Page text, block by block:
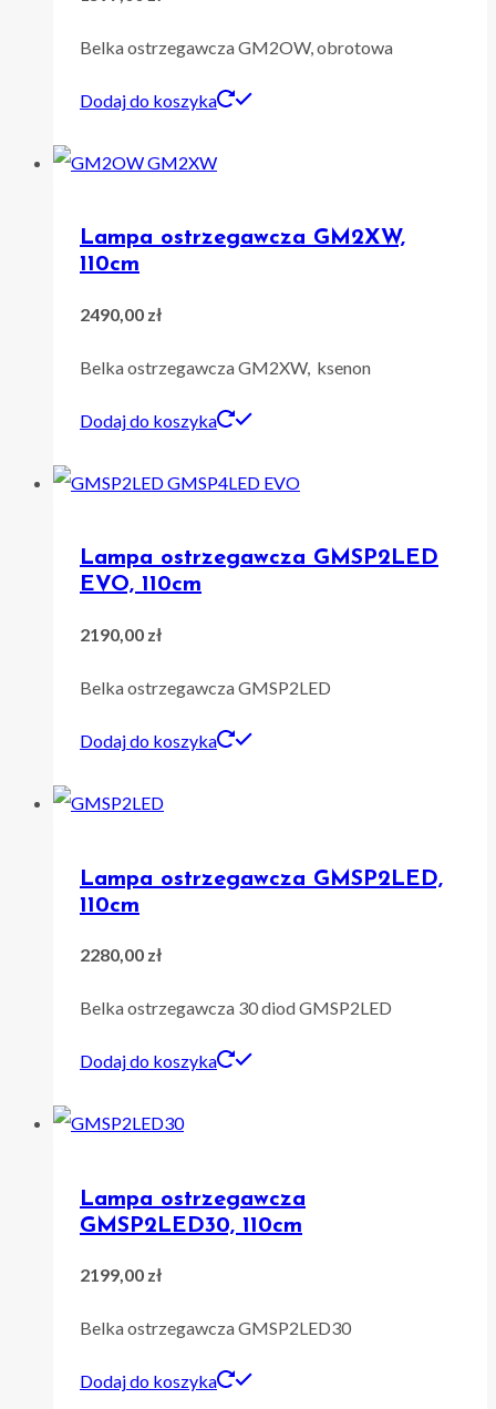
Belka ostrzegawcza GM2OW, obrotowa
Dodaj do koszyka
Lampa ostrzegawcza GM2XW,
110cm
2490,00 zł
Belka ostrzegawcza GM2XW, ksenon
Dodaj do koszyka
Lampa ostrzegawcza GMSP2LED
EVO, 110cm
2190,00 zł
Belka ostrzegawcza GMSP2LED
Dodaj do koszyka
Lampa ostrzegawcza GMSP2LED,
110cm
2280,00 zł
Belka ostrzegawcza 30 diod GMSP2LED
Dodaj do koszyka
Lampa ostrzegawcza
GMSP2LED30, 110cm
2199,00 zł
Belka ostrzegawcza GMSP2LED30
Dodaj do koszyka